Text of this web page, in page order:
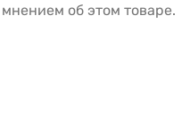
об этом товаре.